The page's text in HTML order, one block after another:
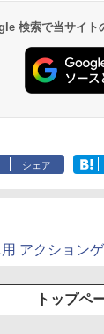
検索で当サイト
シェア
アクション
トップペ